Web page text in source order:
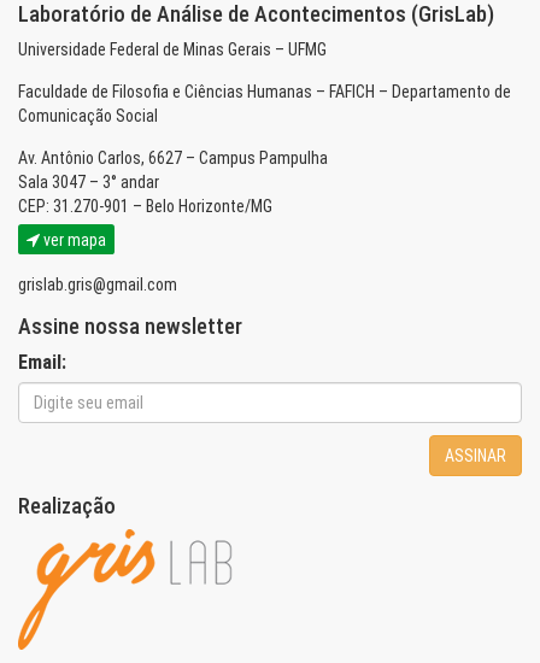
Laboratório de Análise de Acontecimentos (GrisLab)
Universidade Federal de Minas Gerais – UFMG
Faculdade de Filosofia e Ciências Humanas – FAFICH – Departamento de
Comunicação Social
Av. Antônio Carlos, 6627 – Campus Pampulha
Sala 3047 – 3° andar
CEP: 31.270-901 – Belo Horizonte/MG
ver mapa
grislab.gris@gmail.com
Assine nossa newsletter
Email:
ASSINAR
Realização